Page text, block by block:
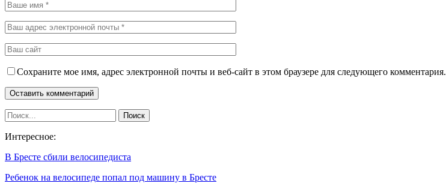
Сохраните мое имя, адрес электронной почты и веб-сайт в этом браузере для следующего комментария.
Интересное:
В Бресте сбили велосипедиста
Ребенок на велосипеде попал под машину в Бресте